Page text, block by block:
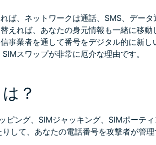
ば、ネットワークは通話、SMS、データ
えれば、あなたの身元情報も一緒に移動
事業者を通して番号をデジタル的に新し
スワップが非常に厄介な理由です。
？
ピング、SIMジャッキング、SIMポーテ
して、あなたの電話番号を攻撃者が管